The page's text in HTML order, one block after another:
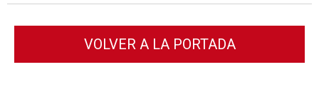
VOLVER A LA PORTADA